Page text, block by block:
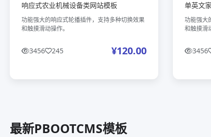
响应式农业机械设备类网站模板
功能强大的响应式轮播插件，支持多种切换效果
和触摸滑动操作。
3456 245 ¥120.00
单英文
功能强大
和触摸滑
3456
最新PBOOTCMS模板